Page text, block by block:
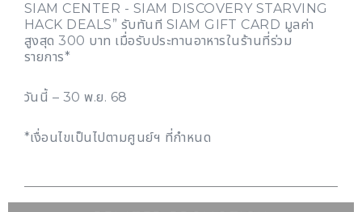
SIAM CENTER - SIAM DISCOVERY STARVING
HACK DEALS” รับทันที SIAM GIFT CARD มูลค่า
สูงสุด 300 บาท เมื่อรับประทานอาหารในร้านที่ร่วม
รายการ*
วันนี้ – 30 พ.ย. 68
*เงื่อนไขเป็นไปตามศูนย์ฯ ที่กำหนด